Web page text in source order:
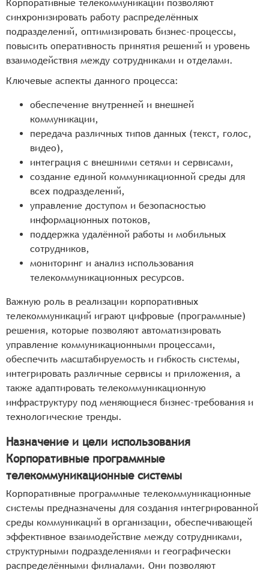
Корпоративные телекоммуникации позволяют
синхронизировать работу распределённых
подразделений, оптимизировать бизнес-процессы,
повысить оперативность принятия решений и уровень
взаимодействия между сотрудниками и отделами.
Ключевые аспекты данного процесса:
обеспечение внутренней и внешней
коммуникации,
передача различных типов данных (текст, голос,
видео),
интеграция с внешними сетями и сервисами,
создание единой коммуникационной среды для
всех подразделений,
управление доступом и безопасностью
информационных потоков,
поддержка удалённой работы и мобильных
сотрудников,
мониторинг и анализ использования
телекоммуникационных ресурсов.
Важную роль в реализации корпоративных
телекоммуникаций играют цифровые (программные)
решения, которые позволяют автоматизировать
управление коммуникационными процессами,
обеспечить масштабируемость и гибкость системы,
интегрировать различные сервисы и приложения, а
также адаптировать телекоммуникационную
инфраструктуру под меняющиеся бизнес-требования и
технологические тренды.
Назначение и цели использования
Корпоративные программные
телекоммуникационные системы
Корпоративные программные телекоммуникационные
системы предназначены для создания интегрированной
среды коммуникаций в организации, обеспечивающей
эффективное взаимодействие между сотрудниками,
структурными подразделениями и географически
распределёнными филиалами. Они позволяют